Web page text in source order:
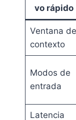
vo rápido
Ventana de
contexto
Modos de
entrada
Latencia